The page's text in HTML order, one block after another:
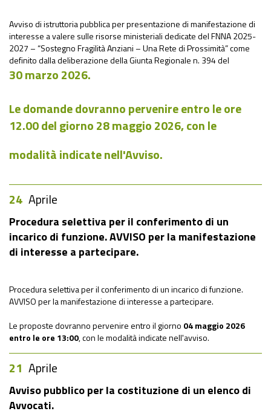
Avviso di istruttoria pubblica per presentazione di manifestazione di
interesse a valere sulle risorse ministeriali dedicate del FNNA 2025-
2027 – “Sostegno Fragilità Anziani – Una Rete di Prossimità” come
definito dalla deliberazione della Giunta Regionale n. 394 del
30 marzo 2026.
Le domande dovranno pervenireentro le ore
12.00 del giorno28 maggio 2026, con le
modalità indicate nell'Avviso.
24 Aprile
Procedura selettiva per il conferimento di un
incarico di funzione. AVVISO per la manifestazione
di interesse a partecipare.
Procedura selettiva per il conferimento di un incarico di funzione.
AVVISO per la manifestazione di interesse a partecipare.
Le proposte dovranno pervenire entro il giorno 04 maggio 2026
entro le ore 13:00, con le modalità indicate nell'avviso.
21 Aprile
Avviso pubblico per la costituzione di un elenco di
Avvocati.